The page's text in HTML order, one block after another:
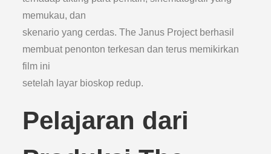
memukau, dan
skenario yang cerdas. The Janus Project berhasil
membuat penonton terkesan dan terus memikirkan
film ini
setelah layar bioskop redup.
Pelajaran dari